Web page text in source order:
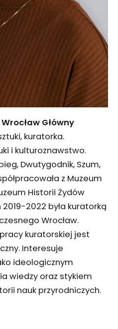
Główny
kuratorka.
i kulturoznawstwo.
Dwutygodnik, Szum,
z Muzeum
Historii Żydów
2019-2022 była kuratorką
Wrocław.
kuratorskiej jest
Interesuje
ideologicznym
wiedzy oraz stykiem
nauk przyrodniczych.